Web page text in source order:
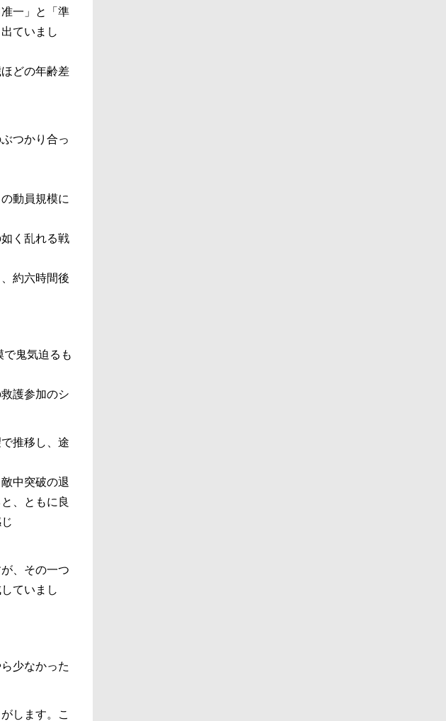
一」と「準
ていまし
どの年齢差
つかり合っ
動員規模に
く乱れる戦
約六時間後
鬼気迫るも
護参加のシ
推移し、途
中突破の退
、ともに良
、その一つ
ていまし
少なかった
します。こ